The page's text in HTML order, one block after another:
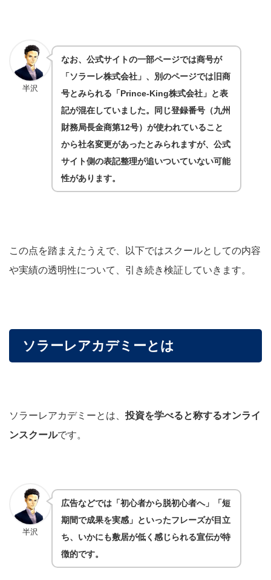
半沢
なお、公式サイトの一部ページでは商号が
「ソラーレ株式会社」、別のページでは旧商
号とみられる「Prince-King株式会社」と表
記が混在していました。同じ登録番号（九州
財務局長金商第12号）が使われていること
から社名変更があったとみられますが、公式
サイト側の表記整理が追いついていない可能
性があります。
この点を踏まえたうえで、以下ではスクールとしての内容
や実績の透明性について、引き続き検証していきます。
ソラーレアカデミーとは
ソラーレアカデミーとは、 投資を学べると称するオンライ
ンスクールです。
半沢
広告などでは「初心者から脱初心者へ」「短
期間で成果を実感」といったフレーズが目立
ち、いかにも敷居が低く感じられる宣伝が特
徴的です。